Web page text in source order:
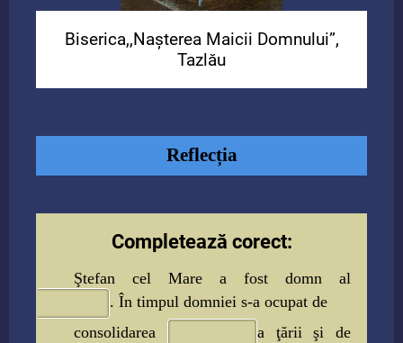
Biserica,,Nașterea Maicii Domnului”,
Tazlău
Reflecția
Completează corect:
Ştefan cel Mare a fost domn al
. În timpul domniei s-a ocupat de
consolidarea
a ţării şi de